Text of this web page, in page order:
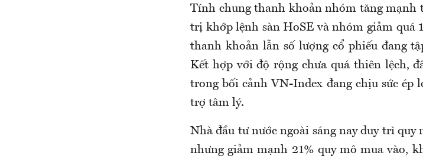
Tính chung thanh khoản nhóm tăng mạnh
trị khớp lệnh sàn HoSE và nhóm giảm quá
thanh khoản lẫn số lượng cổ phiếu đang
Kết hợp với độ rộng chưa quá thiên lệch,
trong bối cảnh VN-Index đang chịu sức ép
trợ tâm lý.
Nhà đầu tư nước ngoài sáng nay duy trì quy
nhưng giảm mạnh 21% quy mô mua vào,